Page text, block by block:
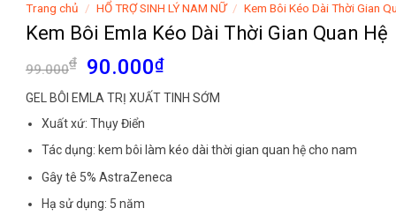
Trang chủ / HỔ TRỢ SINH LÝ NAM NỮ / Kem Bôi Kéo Dài Thời Gian
Kem Bôi Emla Kéo Dài Thời Gian Quan Hệ
99.000₫
Giá
gốc
là:
99.000₫.
90.000₫Giá
hiện
tại
90.000₫.
GEL BÔI EMLA TRỊ XUẤT TINH SỚM
Xuất xứ: Thụy Điển
Tác dụng: kem bôi làm kéo dài thời gian quan hệ cho nam
Gây tê 5% AstraZeneca
Hạ sử dụng: 5 năm